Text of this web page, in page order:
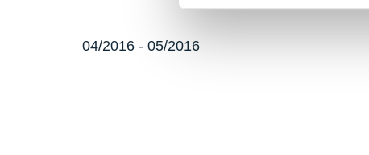
04/2016 - 05/2016